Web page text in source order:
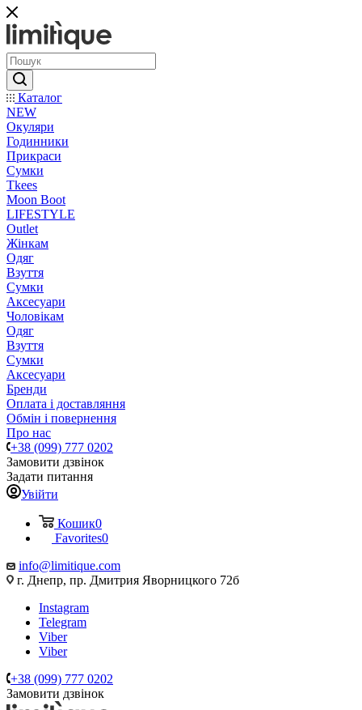
Каталог
NEW
Окуляри
Годинники
Прикраси
Сумки
Tkees
Moon Boot
LIFESTYLE
Outlet
Жінкам
Одяг
Взуття
Сумки
Аксесуари
Чоловікам
Одяг
Взуття
Сумки
Аксесуари
Бренди
Оплата і доставляння
Обмін і повернення
Про нас
+38 (099) 777 0202
Замовити дзвінок
Задати питання
Увійти
Кошик0
Favorites0
info@limitique.com
г. Днепр, пр. Дмитрия Яворницкого 72б
Instagram
Telegram
Viber
Viber
+38 (099) 777 0202
Замовити дзвінок